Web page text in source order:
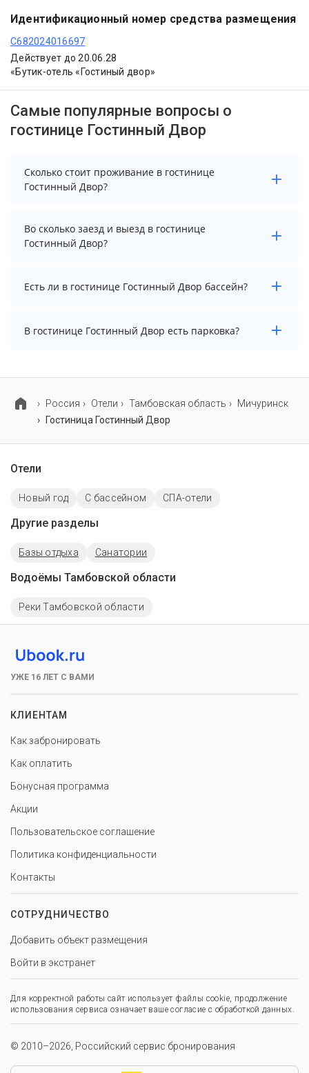
Идентификационный номер средства размещения
С682024016697
Действует до 20.06.28
«Бутик-отель «Гостиный двор»
Самые популярные вопросы о
гостинице Гостинный Двор
Сколько стоит проживание в гостинице
Гостинный Двор?
Стоимость проживания в гостинице Гостинный Двор
начинается от 5600 рублей. Чтобы увидеть
актуальные цены на проживание, выберите нужные
Во сколько заезд и выезд в гостинице
Гостинный Двор?
Заезд возможен после 14:00, а выезд необходимо
осуществить до 12:00.
Есть ли в гостинице Гостинный Двор бассейн?
В гостинице Гостинный Двор нет бассейна.
В гостинице Гостинный Двор есть парковка?
возможно, услуга оплачивается отдельно.
Россия Отели Тамбовская область
Мичуринск
Гостиница Гостинный Двор
Отели
Новый год C бассейном СПА-отели
Другие разделы
Базы отдыха Санатории
Водоёмы Тамбовской области
Реки Тамбовской области
УЖЕ 16 ЛЕТ С ВАМИ
КЛИЕНТАМ
Как забронировать
Как оплатить
Бонусная программа
Акции
Пользовательское соглашение
Политика конфиденциальности
Контакты
СОТРУДНИЧЕСТВО
Добавить объект размещения
Войти в экстранет
Для корректной работы сайт использует файлы cookie, продолжение
использования сервиса означает ваше согласие с обработкой данных.
© 2010–2026, Российский сервис бронирования